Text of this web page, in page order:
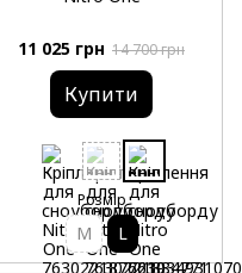
11 025 грн 14 700 грн
Купити
Розмір
M L